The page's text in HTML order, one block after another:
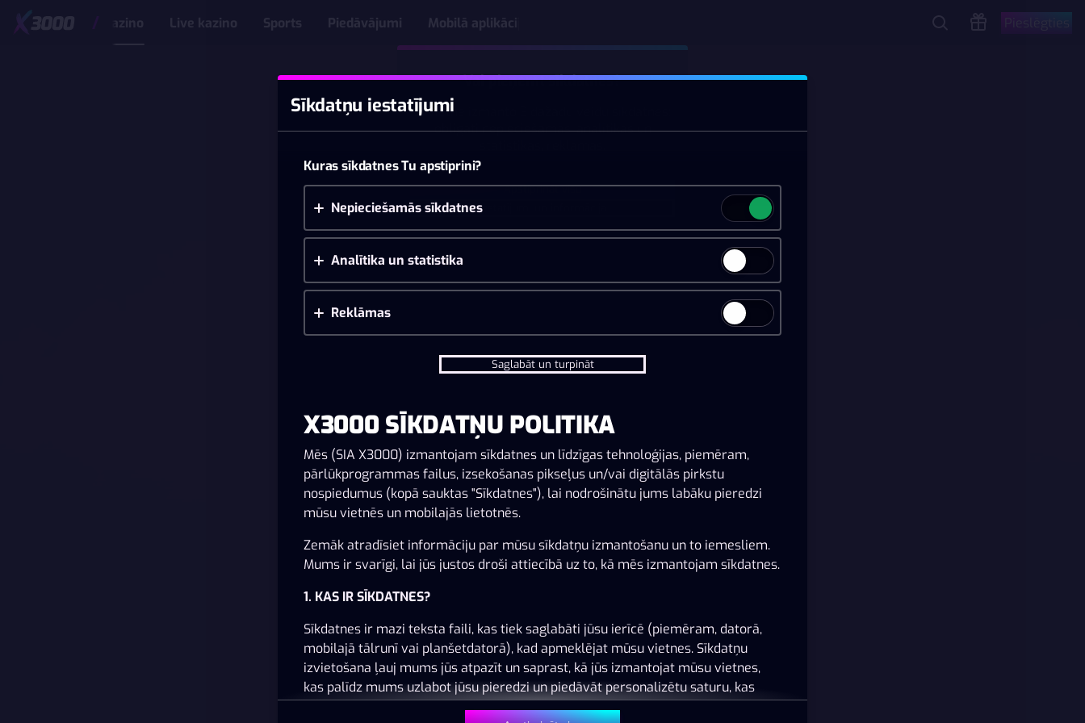
Kazino Live kazino Sports Piedāvājumi Mobilā aplikācija Pieslēgties
Šai spēlei nav pieejama demo versija. Lūdzu,
pieslēdzies, lai spēlētu ar īstu naudu.
Pieslēgties
Vai pieņemt sīkdatnes?
Šī vietne izmanto 3 dažādu veidu sīkdatnes:
obligāti nepieciešamās, analītikas un
Apstiprināt visu
Iestatījumi un informācija
Sīkdatņu iestatījumi
Kuras sīkdatnes Tu apstiprini?
Nepieciešamās sīkdatnes
Analītika un statistika
Reklāmas
Saglabāt un turpināt
X3000 SĪKDATŅU POLITIKA
Mēs (SIA X3000) izmantojam sīkdatnes un līdzīgas tehnoloģijas, piemēram,
pārlūkprogrammas failus, izsekošanas pikseļus un/vai digitālās pirkstu
nospiedumus (kopā sauktas "Sīkdatnes"), lai nodrošinātu jums labāku pieredzi
mūsu vietnēs un mobilajās lietotnēs.
Zemāk atradīsiet informāciju par mūsu sīkdatņu izmantošanu un to iemesliem.
Mums ir svarīgi, lai jūs justos droši attiecībā uz to, kā mēs izmantojam sīkdatnes.
1. KAS IR SĪKDATNES?
Sīkdatnes ir mazi teksta faili, kas tiek saglabāti jūsu ierīcē (piemēram, datorā,
mobilajā tālrunī vai planšetdatorā), kad apmeklējat mūsu vietnes. Sīkdatņu
izvietošana ļauj mums jūs atpazīt un saprast, kā jūs izmantojat mūsu vietnes,
kas palīdz mums uzlabot jūsu pieredzi un piedāvāt personalizētu saturu, kas
pielāgots jūsu vēlmēm.